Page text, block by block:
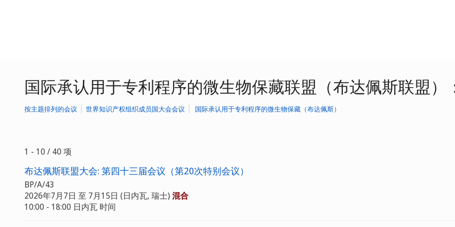
国际承认用于专利程序的微生物保藏联盟（布达佩斯联盟）
按主题排列的会议 世界知识产权组织成员国大会会议 国际承认用于专利程序的微生物保藏（布达佩斯）
1 - 10 / 40 项
布达佩斯联盟大会: 第四十三届会议（第20次特别会议）
BP/A/43
2026年7月7日 至 7月15日 (日内瓦, 瑞士) 混合
10:00 - 18:00 日内瓦 时间